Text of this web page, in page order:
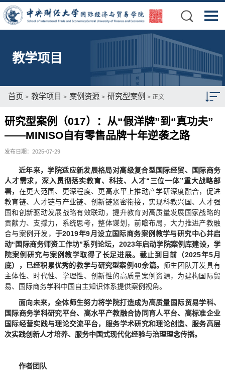
教学项目
首页 > 教学项目 > 案例资源 > 研究型案例 > 正文
本科项目
博士项目
博士后项目
来华留学生教育
教学资源
案例资源
研究型案例（017）：从“假洋牌”到“真功夫”
——MINISO自有零售品牌十年逆袭之路
发布日期：2025-07-29
近年来，学院适应新发展格局对高级复合型国际经贸、国际商务
人才需求，深入贯彻落实教育、科技、人才“三位一体”重大战略部
署， 在更大范围、更深程度、更高水平上推动产学研深度融合，促进
教育链、人才链与产业链、创新链紧密衔接，实现科教兴国、人才强
国和创新驱动发展战略有效联动，提升教育对高质量发展国家战略的
贡献力、支撑力，系统思考，整体谋划，前瞻布局，大力推进产教融
合与案例开发， 于2019年9月设立国际商务案例教学与研究中心并启
动“国际商务师资工作坊”系列论坛，2023年启动学院案例库建设，学
院案例研究与案例教学取得了长足进展。截止到目前（2025年5月
底），已经积累优秀的教学与研究型案例40余篇。 师生团队开发具有
主体性、时代性、学理性、创新性的高质量案例资源，为建构国际贸
易、国际商务学科中国自主知识体系提供案例视角。
面向未来，全体师生努力将学院打造成为高质量国际贸易学科、
国际商务学科研究平台、高水平产教融合协同育人平台、高标准企业
国际经营实践与理论交流平台，服务学术研究和理论创造、服务高层
次实践创新人才培养、服务中国式现代化经验与治理理念传播。
作者团队